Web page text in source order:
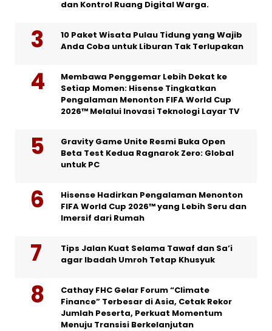
dan Kontrol Ruang Digital Warga.
10 Paket Wisata Pulau Tidung yang Wajib
Anda Coba untuk Liburan Tak Terlupakan
Membawa Penggemar Lebih Dekat ke
Setiap Momen: Hisense Tingkatkan
Pengalaman Menonton FIFA World Cup
2026™ Melalui Inovasi Teknologi Layar TV
Gravity Game Unite Resmi Buka Open
Beta Test Kedua Ragnarok Zero: Global
untuk PC
Hisense Hadirkan Pengalaman Menonton
FIFA World Cup 2026™ yang Lebih Seru dan
Imersif dari Rumah
Tips Jalan Kuat Selama Tawaf dan Sa’i
agar Ibadah Umroh Tetap Khusyuk
Cathay FHC Gelar Forum “Climate
Finance” Terbesar di Asia, Cetak Rekor
Jumlah Peserta, Perkuat Momentum
Menuju Transisi Berkelanjutan